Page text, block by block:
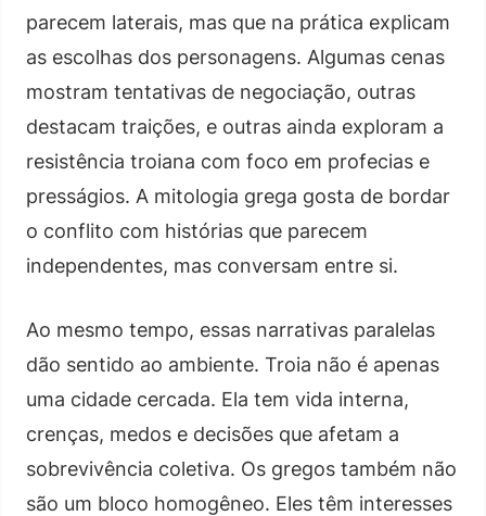
parecem laterais, mas que na prática explicam
as escolhas dos personagens. Algumas cenas
mostram tentativas de negociação, outras
destacam traições, e outras ainda exploram a
resistência troiana com foco em profecias e
presságios. A mitologia grega gosta de bordar
o conflito com histórias que parecem
independentes, mas conversam entre si.
Ao mesmo tempo, essas narrativas paralelas
dão sentido ao ambiente. Troia não é apenas
uma cidade cercada. Ela tem vida interna,
crenças, medos e decisões que afetam a
sobrevivência coletiva. Os gregos também não
são um bloco homogêneo. Eles têm interesses